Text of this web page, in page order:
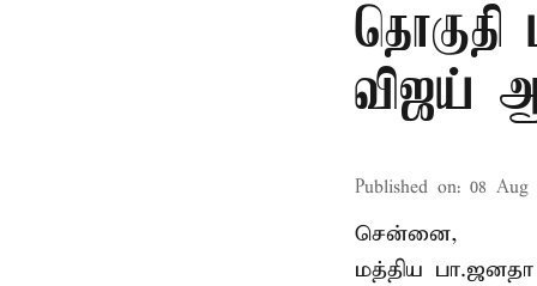
விஜய்
Published on: 08 Aug
சென்னை,
மத்திய